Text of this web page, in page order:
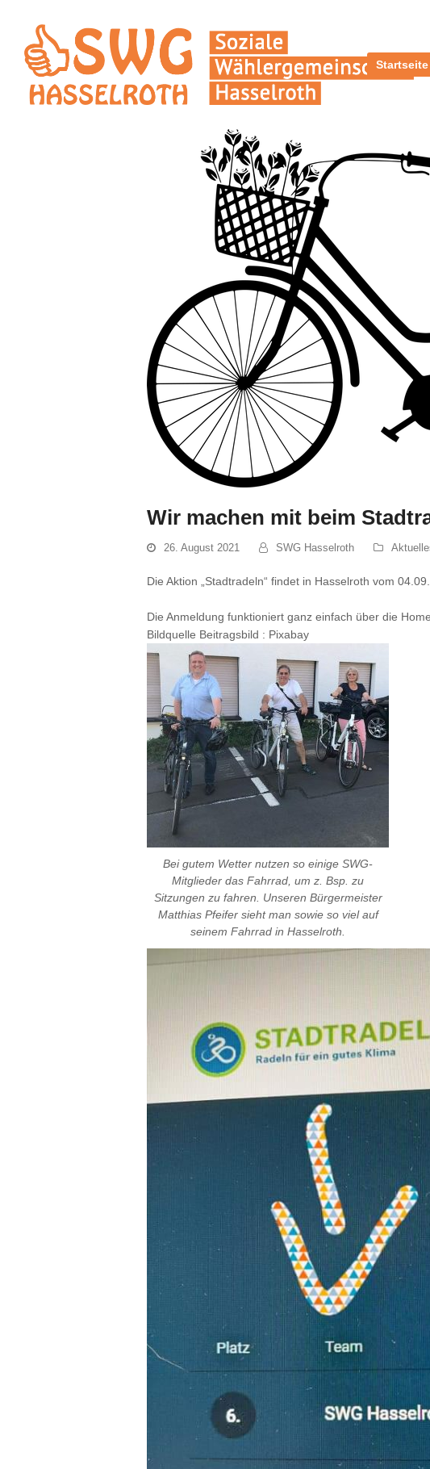
Startseite
Wir machen mit beim
26. August 2021 SWG Hasselroth
Die Aktion „Stadtradeln“ findet in Hasselroth vom
Die Anmeldung funktioniert ganz einfach über die
Bildquelle Beitragsbild : Pixabay
Bei gutem Wetter nutzen so einige SWG-
Mitglieder das Fahrrad, um z. Bsp. zu
Sitzungen zu fahren. Unseren Bürgermeister
Matthias Pfeifer sieht man sowie so viel auf
seinem Fahrrad in Hasselroth.